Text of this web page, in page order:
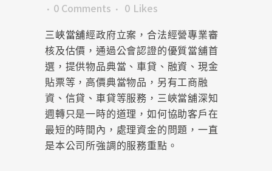
0 Comments
0 Likes
三峽當舖經政府立案，合法經營專業審
核及估價，通過公會認證的優質當舖首
選，提供物品典當、車貸、融資、現金
貼票等，高價典當物品，另有工商融
資、信貸、車貸等服務，三峽當舖深知
週轉只是一時的道理，如何協助客戶在
最短的時間內，處理資金的問題，一直
是本公司所強調的服務重點。